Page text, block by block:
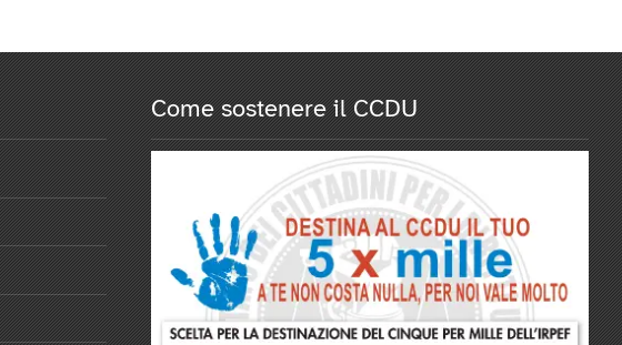
Come sostenere il CCDU